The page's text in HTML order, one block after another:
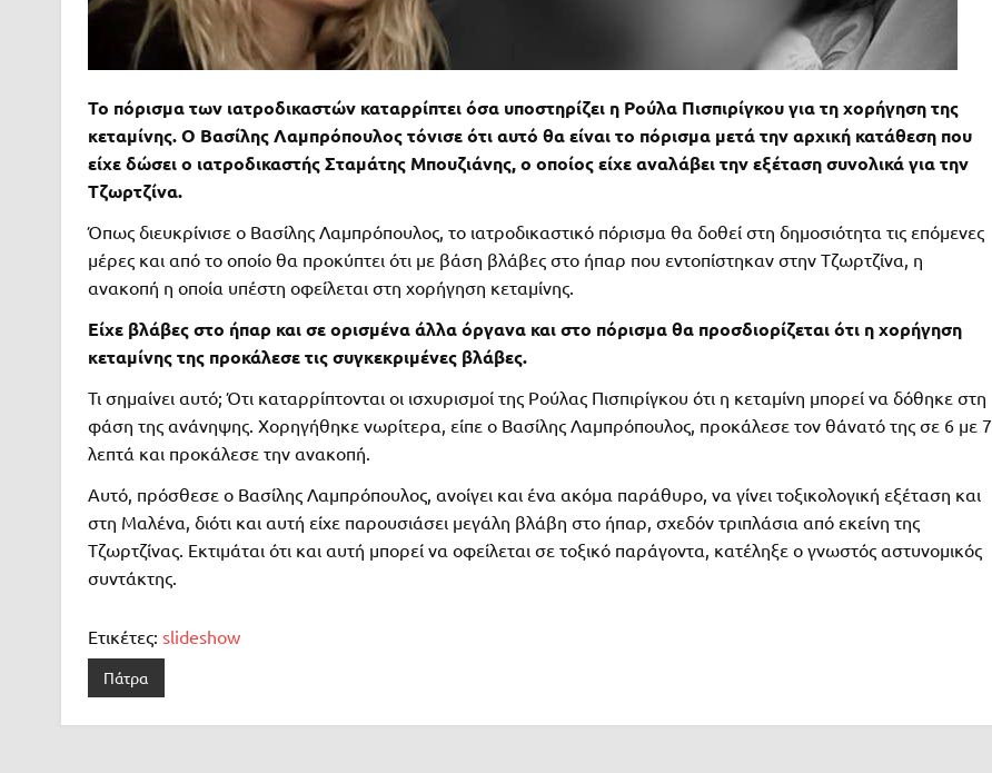
Το πόρισμα των ιατροδικαστών καταρρίπτει όσα υποστηρίζει η Ρούλα Πισπιρίγκου για τη χορήγηση της
κεταμίνης. Ο Βασίλης Λαμπρόπουλος τόνισε ότι αυτό θα είναι το πόρισμα μετά την αρχική κατάθεση που
είχε δώσει ο ιατροδικαστής Σταμάτης Μπουζιάνης, ο οποίος είχε αναλάβει την εξέταση συνολικά για την
Τζωρτζίνα.
Όπως διευκρίνισε ο Βασίλης Λαμπρόπουλος, το ιατροδικαστικό πόρισμα θα δοθεί στη δημοσιότητα τις επόμενες
μέρες και από το οποίο θα προκύπτει ότι με βάση βλάβες στο ήπαρ που εντοπίστηκαν στην Τζωρτζίνα, η
ανακοπή η οποία υπέστη οφείλεται στη χορήγηση κεταμίνης.
Είχε βλάβες στο ήπαρ και σε ορισμένα άλλα όργανα και στο πόρισμα θα προσδιορίζεται ότι η χορήγηση
κεταμίνης της προκάλεσε τις συγκεκριμένες βλάβες.
Τι σημαίνει αυτό; Ότι καταρρίπτονται οι ισχυρισμοί της Ρούλας Πισπιρίγκου ότι η κεταμίνη μπορεί να δόθηκε στη
φάση της ανάνηψης. Χορηγήθηκε νωρίτερα, είπε ο Βασίλης Λαμπρόπουλος, προκάλεσε τον θάνατό της σε 6 με 7
λεπτά και προκάλεσε την ανακοπή.
Αυτό, πρόσθεσε ο Βασίλης Λαμπρόπουλος, ανοίγει και ένα ακόμα παράθυρο, να γίνει τοξικολογική εξέταση και
στη Μαλένα, διότι και αυτή είχε παρουσιάσει μεγάλη βλάβη στο ήπαρ, σχεδόν τριπλάσια από εκείνη της
Τζωρτζίνας. Εκτιμάται ότι και αυτή μπορεί να οφείλεται σε τοξικό παράγοντα, κατέληξε ο γνωστός αστυνομικός
συντάκτης.
Ετικέτες: slideshow
Πάτρα